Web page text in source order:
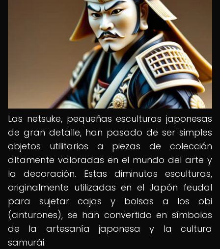
Las netsuke, pequeñas esculturas japonesas
de gran detalle, han pasado de ser simples
objetos utilitarios a piezas de colección
altamente valoradas en el mundo del arte y
la decoración. Estas diminutas esculturas,
originalmente utilizadas en el Japón feudal
para sujetar cajas y bolsas a los obi
(cinturones), se han convertido en símbolos
de la artesanía japonesa y la cultura
samurái.